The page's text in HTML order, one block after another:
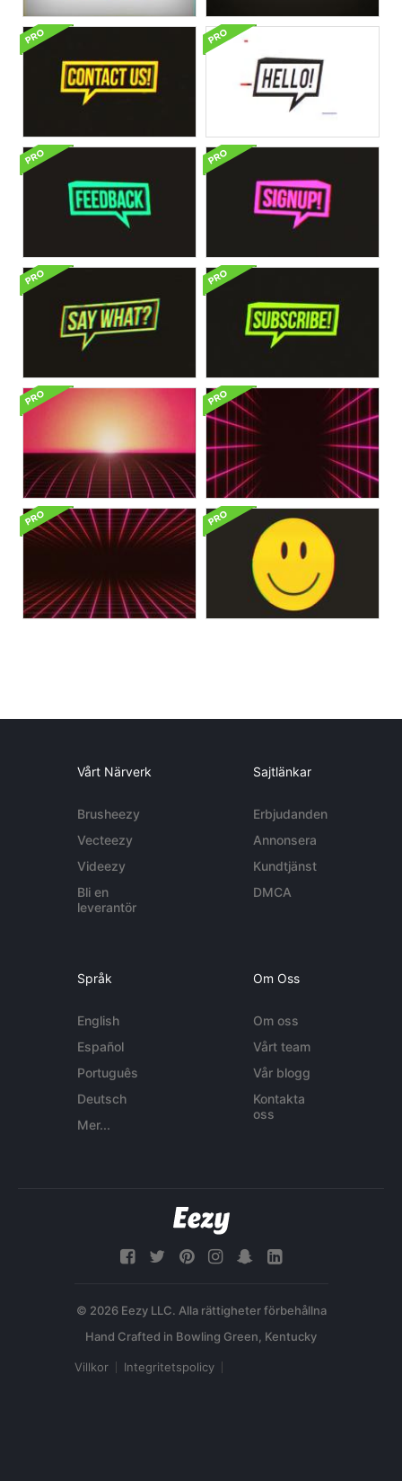
Vårt Närverk
Brusheezy
Vecteezy
Videezy
Bli en
leverantör
Sajtlänkar
Erbjudanden
Annonsera
Kundtjänst
DMCA
Språk
English
Español
Português
Deutsch
Mer...
Om Oss
Om oss
Vårt team
Vår blogg
Kontakta
oss
© 2026 Eezy LLC. Alla rättigheter förbehållna
Villkor Integritetspolicy